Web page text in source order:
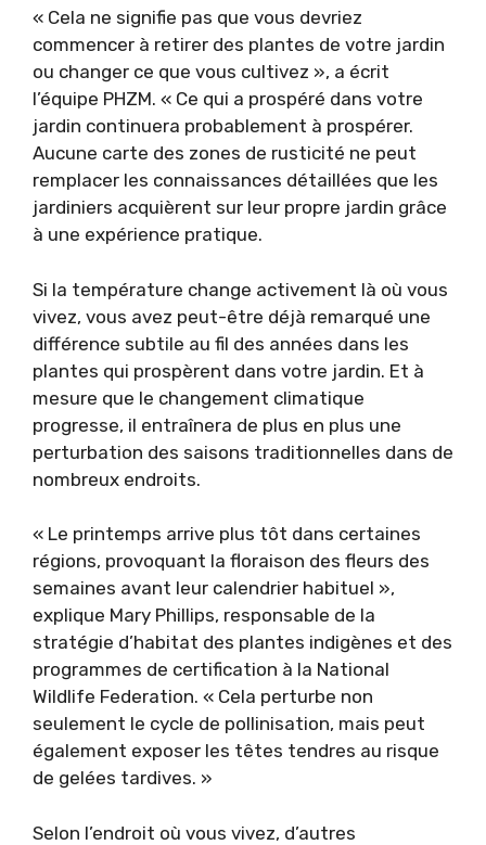
« Cela ne signifie pas que vous devriez
commencer à retirer des plantes de votre jardin
ou changer ce que vous cultivez », a écrit
l’équipe PHZM. « Ce qui a prospéré dans votre
jardin continuera probablement à prospérer.
Aucune carte des zones de rusticité ne peut
remplacer les connaissances détaillées que les
jardiniers acquièrent sur leur propre jardin grâce
à une expérience pratique.
Si la température change activement là où vous
vivez, vous avez peut-être déjà remarqué une
différence subtile au fil des années dans les
plantes qui prospèrent dans votre jardin. Et à
mesure que le changement climatique
progresse, il entraînera de plus en plus une
perturbation des saisons traditionnelles dans de
nombreux endroits.
« Le printemps arrive plus tôt dans certaines
régions, provoquant la floraison des fleurs des
semaines avant leur calendrier habituel »,
explique Mary Phillips, responsable de la
stratégie d’habitat des plantes indigènes et des
programmes de certification à la National
Wildlife Federation. « Cela perturbe non
seulement le cycle de pollinisation, mais peut
également exposer les têtes tendres au risque
de gelées tardives. »
Selon l’endroit où vous vivez, d’autres